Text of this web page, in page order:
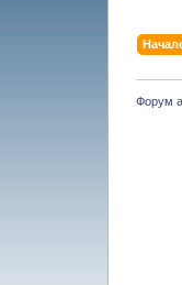
Форум